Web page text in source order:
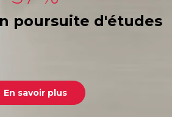
poursuite d'études
En savoir plus